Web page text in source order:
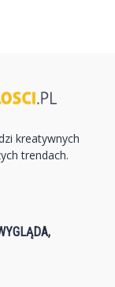
kreatywnych
trendach.